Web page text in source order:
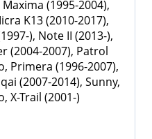
(1995-2004),
K13 (2010-2017),
), Note II (2013-),
(2004-2007), Patrol
Primera (1996-2007),
(2007-2014), Sunny,
X-Trail (2001-)